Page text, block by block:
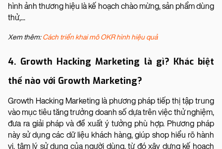
hình ảnh thương hiệu là kế hoạch chào mừng, sản phẩm dùng
thử,...
Xem thêm:Cách triển khai mô OKR hình hiệu quả
4. Growth Hacking Marketing là gì? Khác biệt
thế nào với Growth Marketing?
Growth Hacking Marketing là phương pháp tiếp thị tập trung
vào mục tiêu tăng trưởng doanh số dựa trên việc thử nghiệm,
đưa ra giải pháp và đề xuất ý tưởng phù hợp. Phương pháp
này sử dụng các dữ liệu khách hàng, giúp shop hiểu rõ hành
vi, tâm lý sử dụng của người dùng, từ đó xây dựng kế hoạch